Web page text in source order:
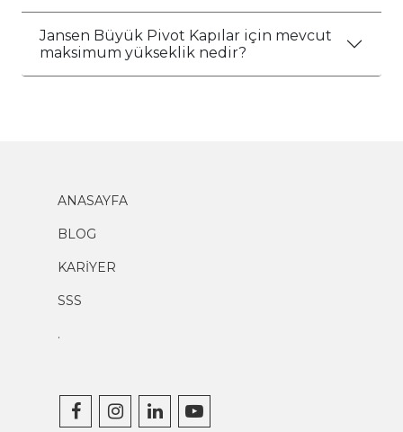
Jansen Büyük Pivot Kapılar için mevcut
maksimum yükseklik nedir?
ANASAYFA
BLOG
KARİYER
SSS
.